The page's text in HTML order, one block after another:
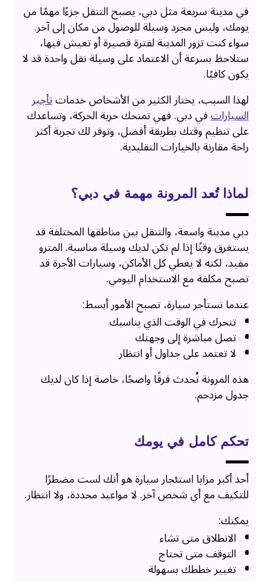
في مدينة سريعة مثل دبي، يصبح التنقل جزءًا مهمًا من
يومك، وليس مجرد وسيلة للوصول من مكان إلى آخر.
سواء كنت تزور المدينة لفترة قصيرة أو تعيش فيها،
ستلاحظ بسرعة أن الاعتماد على وسيلة نقل واحدة قد لا
يكون كافيًا.
لهذا السبب، يختار الكثير من الأشخاص خدماتتأجير
السياراتفي دبي. فهي تمنحك حرية الحركة، وتساعدك
على تنظيم وقتك بطريقة أفضل، وتوفر لك تجربة أكثر
راحة مقارنة بالخيارات التقليدية.
لماذا تُعد المرونة مهمة في دبي؟
دبي مدينة واسعة، والتنقل بين مناطقها المختلفة قد
يستغرق وقتًا إذا لم تكن لديك وسيلة مناسبة. المترو
مفيد، لكنه لا يغطي كل الأماكن، وسيارات الأجرة قد
تصبح مكلفة مع الاستخدام اليومي.
عندما تستأجر سيارة، تصبح الأمور أبسط:
تتحرك في الوقت الذي يناسبك
تصل مباشرة إلى وجهتك
لا تعتمد على جداول أو انتظار
هذه المرونة تُحدث فرقًا واضحًا، خاصة إذا كان لديك
جدول مزدحم.
تحكم كامل في يومك
أحد أكبر مزايا استئجار سيارة هو أنك لست مضطرًا
للتكيف مع أي شخص آخر. لا مواعيد محددة، ولا انتظار.
يمكنك:
الانطلاق متى تشاء
التوقف متى تحتاج
تغيير خططك بسهولة